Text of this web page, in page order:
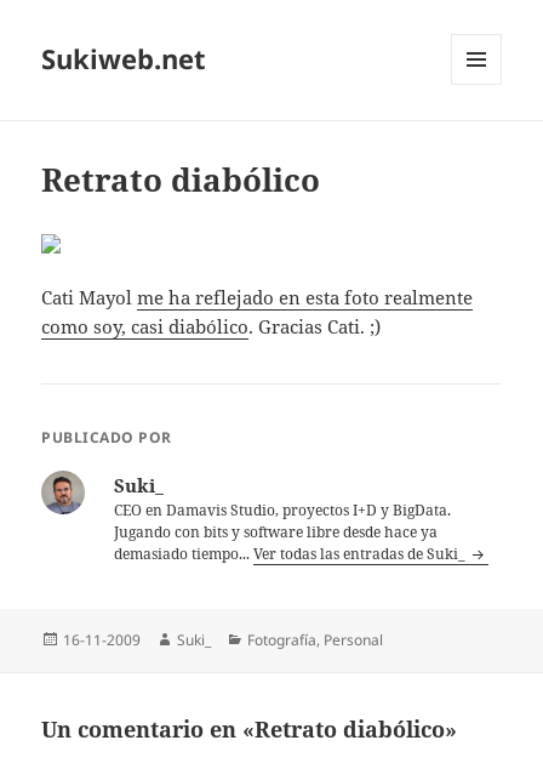
Sukiweb.net
Retrato diabólico
Cati Mayolme ha reflejado en esta foto realmente
como soy, casi diabólico. Gracias Cati. ;)
PUBLICADO POR
Suki_
CEO en Damavis Studio, proyectos I+D y BigData.
Jugando con bits y software libre desde hace ya
demasiado tiempo...Ver todas las entradas de Suki_
Publicado
16-11-2009 Autor
Suki_ Categorías
Fotografí­a, Personal
Un comentario en «Retrato diabólico»